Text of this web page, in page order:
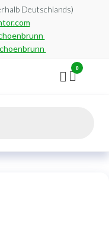
Deutschlands)
0